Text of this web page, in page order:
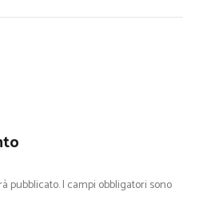
pubblicato.I campi obbligatori sono